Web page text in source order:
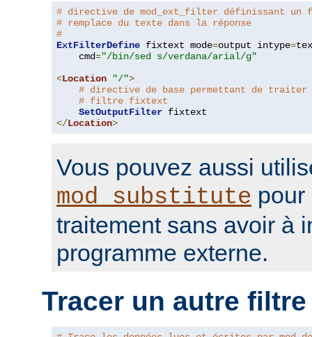
# directive de mod_ext_filter définissant
# remplace du texte dans la réponse
#
ExtFilterDefine fixtext mode=output intype=
    cmd
="/bin/sed s/verdana/arial/g"
<Location "/">
# directive de base permettant de
# filtre fixtext
SetOutputFilter
</Location>
Vous pouvez aussi
mod_substitute pour
traitement sans avoir à
programme externe.
Tracer un autre filtre